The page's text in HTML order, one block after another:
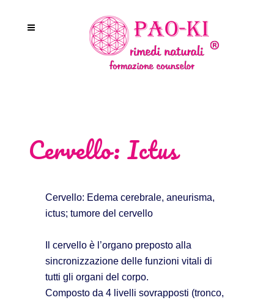
Cervello: Ictus
Cervello: Edema cerebrale, aneurisma,
ictus; tumore del cervello
Il cervello è l’organo preposto alla
sincronizzazione delle funzioni vitali di
tutti gli organi del corpo.
Composto da 4 livelli sovrapposti (tronco,